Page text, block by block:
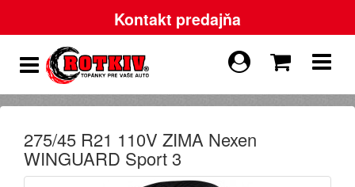
Kontakt predajňa
275/45 R21 110V ZIMA Nexen
WINGUARD Sport 3